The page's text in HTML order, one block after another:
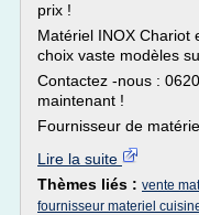
prix !
Matériel INOX Chariot
choix vaste modèles
Contactez -nous :
maintenant !
Fournisseur de
Lire la suite
Thèmes liés : vente
fournisseur materiel